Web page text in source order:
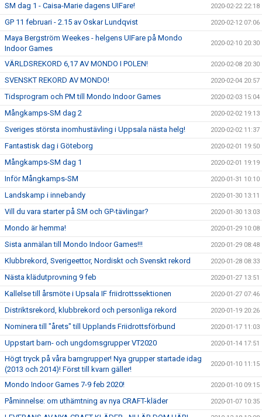
SM dag 1 - Caisa-Marie dagens UIFare! 2020-02-22 22:18
GP 11 februari - 2.15 av Oskar Lundqvist 2020-02-12 07:06
Maya Bergström Weekes - helgens UIFare på Mondo
Indoor Games
2020-02-10 20:30
VÄRLDSREKORD 6,17 AV MONDO I POLEN! 2020-02-08 20:30
SVENSKT REKORD AV MONDO! 2020-02-04 20:57
Tidsprogram och PM till Mondo Indoor Games 2020-02-03 15:04
Mångkamps-SM dag 2 2020-02-02 19:13
Sveriges största inomhustävling i Uppsala nästa helg! 2020-02-02 11:37
Fantastisk dag i Göteborg 2020-02-01 19:50
Mångkamps-SM dag 1 2020-02-01 19:19
Inför Mångkamps-SM 2020-01-31 10:10
Landskamp i innebandy 2020-01-30 13:11
Vill du vara starter på SM och GP-tävlingar? 2020-01-30 13:03
Mondo är hemma! 2020-01-29 10:08
Sista anmälan till Mondo Indoor Games!!! 2020-01-29 08:48
Klubbrekord, Sverigeettor, Nordiskt och Svenskt rekord 2020-01-28 08:33
Nästa klädutprovning 9 feb 2020-01-27 13:51
Kallelse till årsmöte i Upsala IF friidrottssektionen 2020-01-27 07:46
Distriktsrekord, klubbrekord och personliga rekord 2020-01-19 20:26
Nominera till "årets" till Upplands Friidrottsförbund 2020-01-17 11:03
Uppstart barn- och ungdomsgrupper VT2020 2020-01-14 17:51
Högt tryck på våra barngrupper! Nya grupper startade idag
(2013 och 2014)! Först till kvarn gäller!
2020-01-10 11:15
Mondo Indoor Games 7-9 feb 2020! 2020-01-10 09:15
Påminnelse: om uthämtning av nya CRAFT-kläder 2020-01-07 10:35